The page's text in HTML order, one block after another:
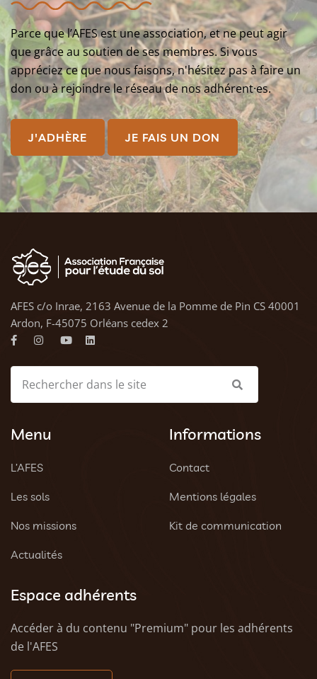
Parce que l’AFES est une association, et ne peut agir
que grâce au soutien de ses membres. Si vous
appréciez ce que nous faisons, n'hésitez pas à faire un
don ou à rejoindre le réseau de nos adhérent·es.
J'ADHÈRE JE FAIS UN DON
AFES c/o Inrae, 2163 Avenue de la Pomme de Pin CS 40001
Ardon, F-45075 Orléans cedex 2
Menu
L’AFES
Les sols
Nos missions
Actualités
Informations
Contact
Mentions légales
Kit de communication
Espace adhérents
Accéder à du contenu "Premium" pour les adhérents
de l'AFES